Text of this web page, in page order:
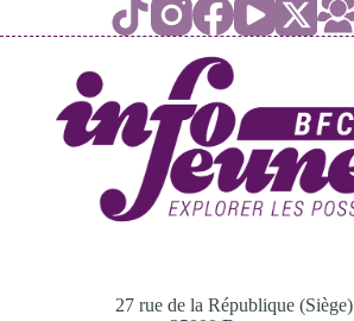
27 rue de la République (Siège)